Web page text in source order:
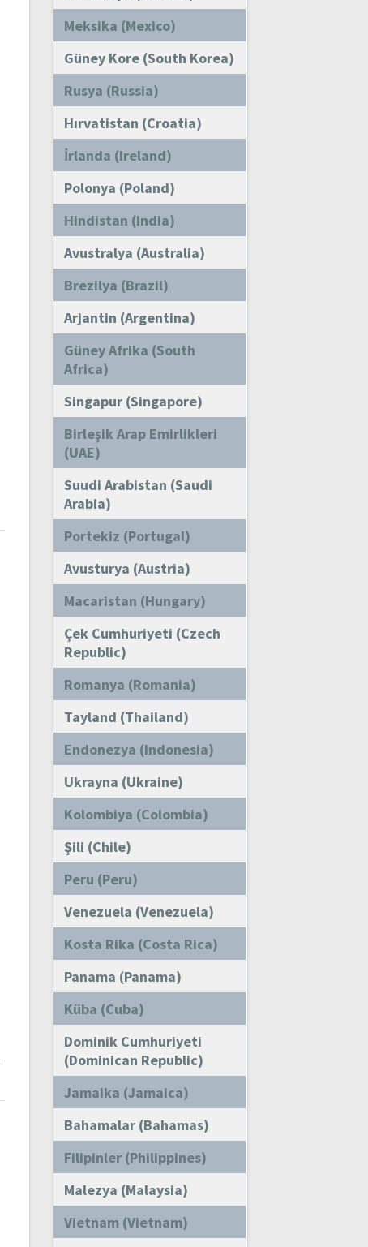
Meksika (Mexico)
Güney Kore (South Korea)
Rusya (Russia)
Hırvatistan (Croatia)
İrlanda (Ireland)
Polonya (Poland)
Hindistan (India)
Avustralya (Australia)
Brezilya (Brazil)
Arjantin (Argentina)
Güney Afrika (South
Africa)
Singapur (Singapore)
Birleşik Arap Emirlikleri
(UAE)
Suudi Arabistan (Saudi
Arabia)
Portekiz (Portugal)
Avusturya (Austria)
Macaristan (Hungary)
Çek Cumhuriyeti (Czech
Republic)
Romanya (Romania)
Tayland (Thailand)
Endonezya (Indonesia)
Ukrayna (Ukraine)
Kolombiya (Colombia)
Şili (Chile)
Peru (Peru)
Venezuela (Venezuela)
Kosta Rika (Costa Rica)
Panama (Panama)
Küba (Cuba)
Dominik Cumhuriyeti
(Dominican Republic)
Jamaika (Jamaica)
Bahamalar (Bahamas)
Filipinler (Philippines)
Malezya (Malaysia)
Vietnam (Vietnam)